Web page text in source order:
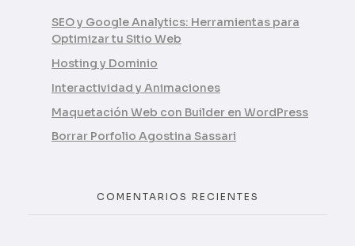
SEO y Google Analytics: Herramientas para
Optimizar tu Sitio Web
Hosting y Dominio
Interactividad y Animaciones
Maquetación Web con Builder en WordPress
Borrar Porfolio Agostina Sassari
COMENTARIOS RECIENTES